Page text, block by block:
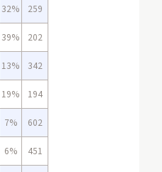
32% 259
39% 202
13% 342
19% 194
7% 602
6% 451